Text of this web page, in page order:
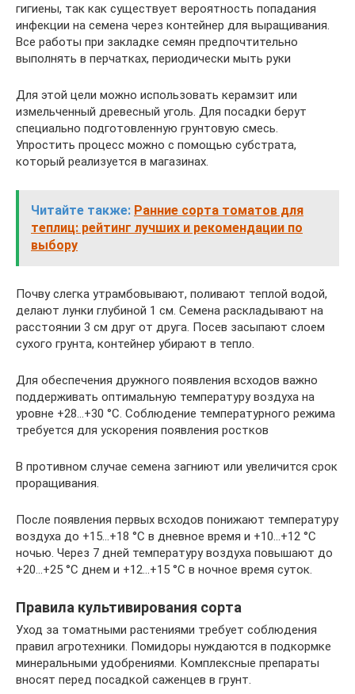
гигиены, так как существует вероятность попадания
инфекции на семена через контейнер для выращивания.
Все работы при закладке семян предпочтительно
выполнять в перчатках, периодически мыть руки
Для этой цели можно использовать керамзит или
измельченный древесный уголь. Для посадки берут
специально подготовленную грунтовую смесь.
Упростить процесс можно с помощью субстрата,
который реализуется в магазинах.
Читайте также: Ранние сорта томатов для
теплиц: рейтинг лучших и рекомендации по
выбору
Почву слегка утрамбовывают, поливают теплой водой,
делают лунки глубиной 1 см. Семена раскладывают на
расстоянии 3 см друг от друга. Посев засыпают слоем
сухого грунта, контейнер убирают в тепло.
Для обеспечения дружного появления всходов важно
поддерживать оптимальную температуру воздуха на
уровне +28…+30 °C. Соблюдение температурного режима
требуется для ускорения появления ростков
В противном случае семена загниют или увеличится срок
проращивания.
После появления первых всходов понижают температуру
воздуха до +15…+18 °C в дневное время и +10…+12 °C
ночью. Через 7 дней температуру воздуха повышают до
+20…+25 °C днем и +12…+15 °C в ночное время суток.
Правила культивирования сорта
Уход за томатными растениями требует соблюдения
правил агротехники. Помидоры нуждаются в подкормке
минеральными удобрениями. Комплексные препараты
вносят перед посадкой саженцев в грунт.